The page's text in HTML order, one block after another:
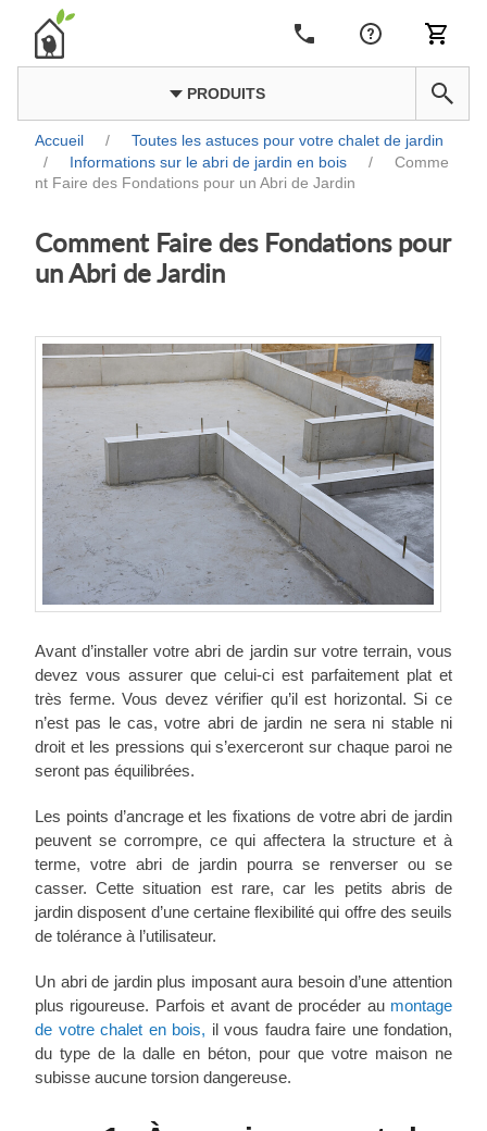
PRODUITS
Accueil /
Toutes les astuces pour votre chalet de jardin
/
Informations sur le abri de jardin en bois /
Comme
nt Faire des Fondations pour un Abri de Jardin
Comment Faire des Fondations pour
un Abri de Jardin
Avant d’installer votre abri de jardin sur votre terrain, vous
devez vous assurer que celui-ci est parfaitement plat et
très ferme. Vous devez vérifier qu’il est horizontal. Si ce
n’est pas le cas, votre abri de jardin ne sera ni stable ni
droit et les pressions qui s’exerceront sur chaque paroi ne
seront pas équilibrées.
Les points d’ancrage et les fixations de votre abri de jardin
peuvent se corrompre, ce qui affectera la structure et à
terme, votre abri de jardin pourra se renverser ou se
casser. Cette situation est rare, car les petits abris de
jardin disposent d’une certaine flexibilité qui offre des seuils
de tolérance à l’utilisateur.
Un abri de jardin plus imposant aura besoin d’une attention
plus rigoureuse. Parfois et avant de procéder au montage
de votre chalet en bois, il vous faudra faire une fondation,
du type de la dalle en béton, pour que votre maison ne
subisse aucune torsion dangereuse.